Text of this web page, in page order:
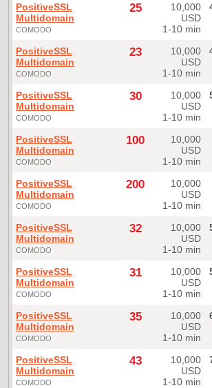
PositiveSSL
Multidomain
COMODO
25
10,000
USD
1-10 min
PositiveSSL
Multidomain
COMODO
23
10,000
USD
1-10 min
PositiveSSL
Multidomain
COMODO
30
10,000
USD
1-10 min
PositiveSSL
Multidomain
COMODO
100
10,000
USD
1-10 min
PositiveSSL
Multidomain
COMODO
200
10,000
USD
1-10 min
PositiveSSL
Multidomain
COMODO
32
10,000
USD
1-10 min
PositiveSSL
Multidomain
COMODO
31
10,000
USD
1-10 min
PositiveSSL
Multidomain
COMODO
35
10,000
USD
1-10 min
PositiveSSL
Multidomain
COMODO
43
10,000
USD
1-10 min